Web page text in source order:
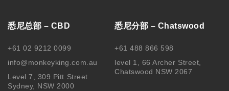
悉尼总部 – CBD
+61 02 9212 0099
info@monkeyking.com.au
Level 7, 309 Pitt Street
Sydney, NSW 2000
悉尼分部 – Chatswood
+61 488 866 598
level 1, 66 Archer Street,
Chatswood NSW 2067